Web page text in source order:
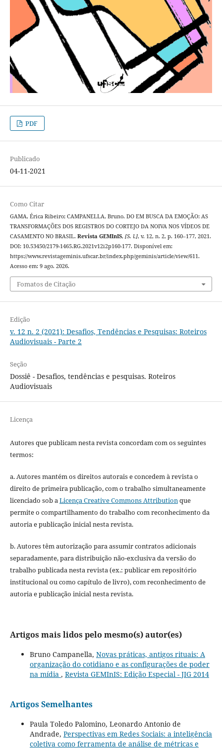
PDF
Publicado
04-11-2021
Como Citar
GAMA, Érica Ribeiro; CAMPANELLA, Bruno. DO EM BUSCA DA EMOÇÃO: AS
TRANSFORMAÇÕES DOS REGISTROS DO CORTEJO DA NOIVA NOS VÍDEOS DE
CASAMENTO NO BRASIL. Revista GEMInIS, [S. l.], v. 12, n. 2, p. 160–177, 2021.
DOI: 10.53450/2179-1465.RG.2021v12i2p160-177. Disponível em:
https://www.revistageminis.ufscar.br/index.php/geminis/article/view/611.
Acesso em: 9 ago. 2026.
Fomatos de Citação
Edição
v. 12 n. 2 (2021): Desafios, Tendências e Pesquisas: Roteiros
Audiovisuais - Parte 2
Seção
Dossiê - Desafios, tendências e pesquisas. Roteiros
Audiovisuais
Licença
Autores que publicam nesta revista concordam com os seguintes
termos:
a. Autores mantém os direitos autorais e concedem à revista o
direito de primeira publicação, com o trabalho simultaneamente
licenciado sob aLicença Creative Commons Attributionque
permite o compartilhamento do trabalho com reconhecimento da
autoria e publicação inicial nesta revista.
b. Autores têm autorização para assumir contratos adicionais
separadamente, para distribuição não-exclusiva da versão do
trabalho publicada nesta revista (ex.: publicar em repositório
institucional ou como capítulo de livro), com reconhecimento de
autoria e publicação inicial nesta revista.
Artigos mais lidos pelo mesmo(s) autor(es)
Bruno Campanella, Novas práticas, antigos rituais: A
organização do cotidiano e as configurações de poder
na mídia , Revista GEMInIS: Edição Especial - JIG 2014
Artigos Semelhantes
Paula Toledo Palomino, Leonardo Antonio de
Andrade, Perspectivas em Redes Sociais: a inteligência
coletiva como ferramenta de análise de métricas e